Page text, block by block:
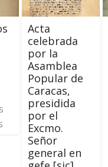
Acta
celebrada
por la
Asamblea
Popular de
Caracas,
presidida
por el
Excmo.
Señor
general en